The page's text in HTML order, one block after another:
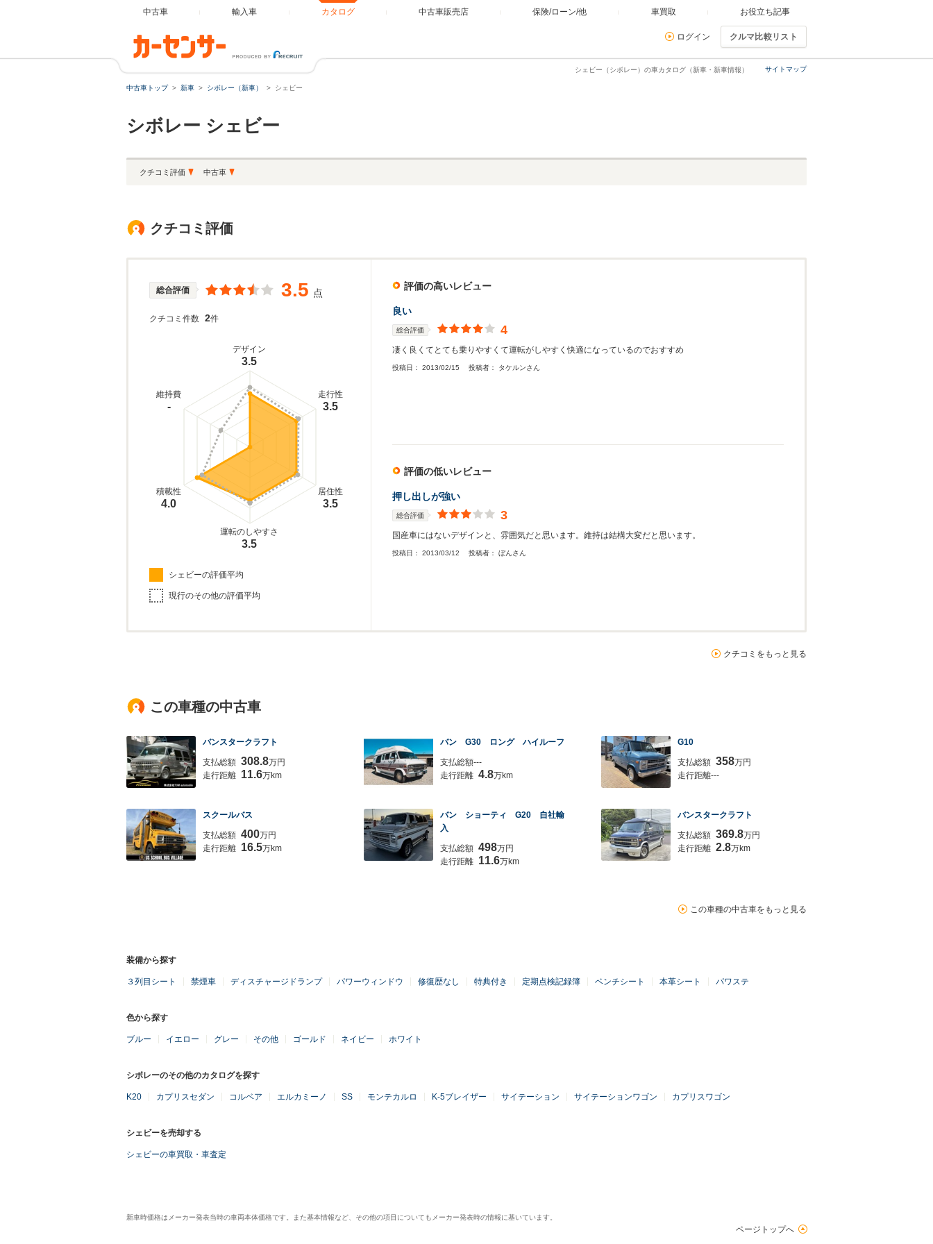
中古車 輸入車 カタログ 中古車販売店 保険/ローン/他 車買取 お役立ち記事
ログイン クルマ比較リスト
サイトマップ
シェビー（シボレー）の車カタログ（新車・新車情報）
中古車トップ 新車 シボレー（新車） シェビー
シボレー シェビー
クチコミ評価 中古車
クチコミ評価
総合評価 3.5 点
クチコミ件数 2件
デザイン
3.5
走行性
3.5
居住性
3.5
運転のしやすさ
3.5
積載性
4.0
維持費
-
シェビーの評価平均
現行のその他の評価平均
評価の高いレビュー
良い
総合評価 4
凄く良くてとても乗りやすくて運転がしやすく快適になっているのでおすすめ
投稿日： 2013/02/15 投稿者： タケルンさん
評価の低いレビュー
押し出しが強い
総合評価 3
国産車にはないデザインと、雰囲気だと思います。維持は結構大変だと思います。
投稿日： 2013/03/12 投稿者： ぼんさん
クチコミをもっと見る
この車種の中古車
バンスタークラフト
支払総額 308.8万円
走行距離 11.6万km
バン G30 ロング ハイルーフ
支払総額---
走行距離 4.8万km
G10
支払総額 358万円
走行距離---
スクールバス
支払総額 400万円
走行距離 16.5万km
バン ショーティ G20 自社輸
入
支払総額 498万円
走行距離 11.6万km
バンスタークラフト
支払総額 369.8万円
走行距離 2.8万km
この車種の中古車をもっと見る
装備から探す
３列目シート 禁煙車 ディスチャージドランプ パワーウィンドウ 修復歴なし 特典付き 定期点検記録簿 ベンチシート 本革シート パワステ
色から探す
ブルー イエロー グレー その他 ゴールド ネイビー ホワイト
シボレーのその他のカタログを探す
K20 カプリスセダン コルベア エルカミーノ SS モンテカルロ K-5ブレイザー サイテーション サイテーションワゴン カプリスワゴン
シェビーを売却する
シェビーの車買取・車査定
新車時価格はメーカー発表当時の車両本体価格です。また基本情報など、その他の項目についてもメーカー発表時の情報に基いています。
ページトップへ